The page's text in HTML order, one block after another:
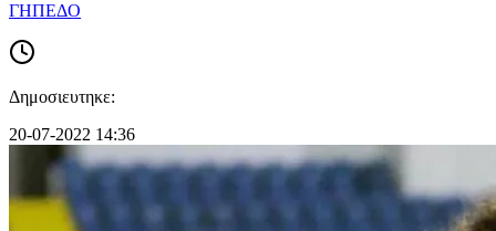
ΓΗΠΕΔΟ
Δημοσιευτηκε:
20-07-2022 14:36